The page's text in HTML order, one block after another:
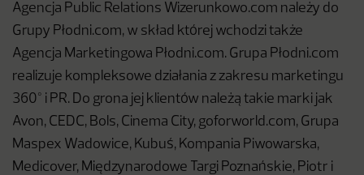
Agencja Public Relations Wizerunkowo.com należy do
Grupy Płodni.com, w skład której wchodzi także
Agencja Marketingowa Płodni.com. Grupa Płodni.com
realizuje kompleksowe działania z zakresu marketingu
360° i PR. Do grona jej klientów należą takie marki jak
Avon, CEDC, Bols, Cinema City, goforworld.com, Grupa
Maspex Wadowice, Kubuś, Kompania Piwowarska,
Medicover, Międzynarodowe Targi Poznańskie, Piotr i